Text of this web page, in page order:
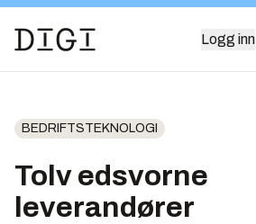
Logg inn
BEDRIFTSTEKNOLOGI
Tolv edsvorne
leverandører